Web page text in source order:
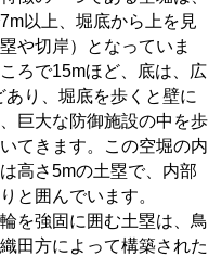
以上、堀底から上を見
や切岸）となっていま
ろで15mほど、底は、広
あり、堀底を歩くと壁に
巨大な防御施設の中を歩
てきます。この空堀の内
高さ5mの土塁で、内部
と囲んでいます。
を強固に囲む土塁は、鳥
田方によって構築された